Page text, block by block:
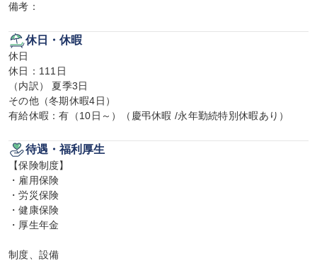
備考：
休日・休暇
休日
休日：111日
（内訳） 夏季3日
その他（冬期休暇4日）
有給休暇：有（10日～）（慶弔休暇 /永年勤続特別休暇あり）
待遇・福利厚生
【保険制度】
・雇用保険
・労災保険
・健康保険
・厚生年金
制度、設備